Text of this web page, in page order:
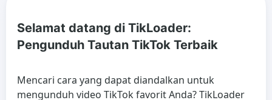
Selamat datang di TikLoader:
Pengunduh Tautan TikTok Terbaik
Mencari cara yang dapat diandalkan untuk
mengunduh video TikTok favorit Anda? TikLoader